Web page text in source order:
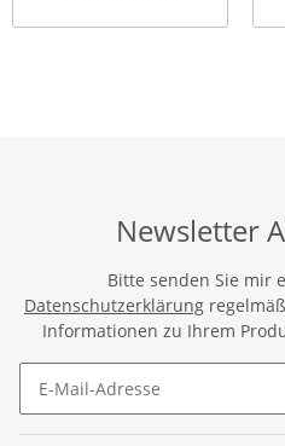
Newsletter
Bitte senden Sie mir
Datenschutzerklärung
Informationen zu Ihrem